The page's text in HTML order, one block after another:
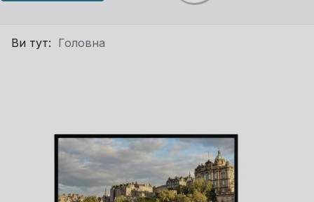
Ви тут: Головна